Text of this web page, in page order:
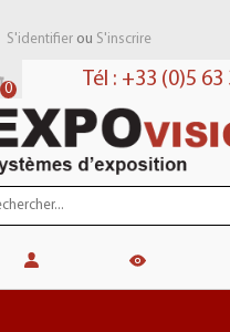
S'identifierou S'inscrire
Tél : +33 (0)5 63
0